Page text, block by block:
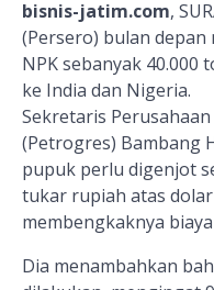
bisnis-jatim.com,
(Persero) bulan
NPK sebanyak 40.000
ke India dan Nigeria.
Sekretaris
(Petrogres) Bambang
pupuk perlu digenjot
tukar rupiah atas
membengkaknya
Dia menambahkan